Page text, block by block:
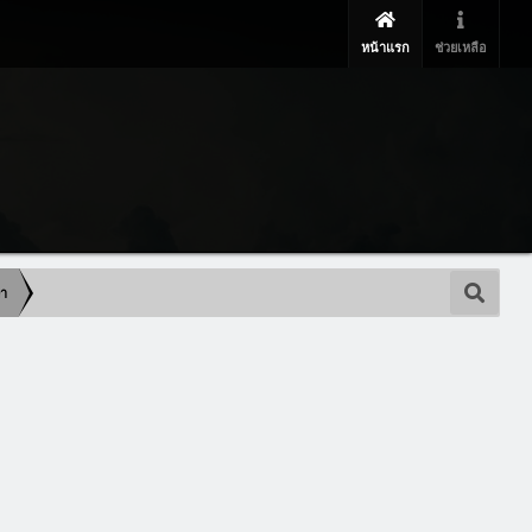
หน้าแรก ช่วยเหลือ